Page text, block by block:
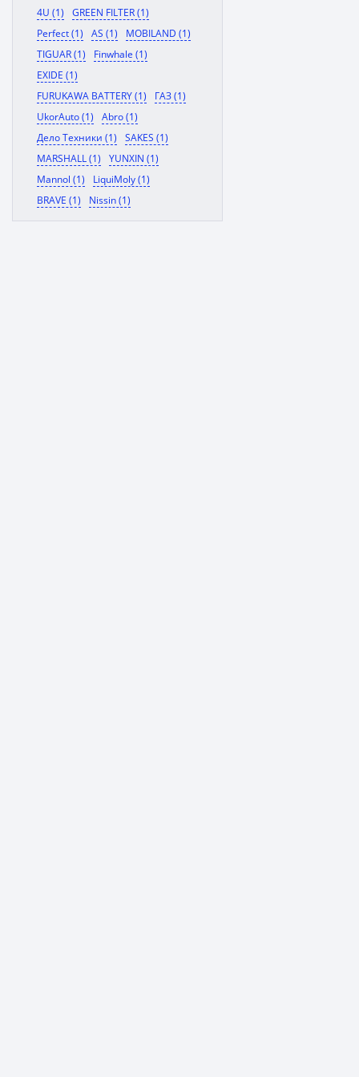
4U (1)
GREEN FILTER (1)
Perfect (1)
AS (1)
MOBILAND (1)
TIGUAR (1)
Finwhale (1)
EXIDE (1)
FURUKAWA BATTERY (1)
ГАЗ (1)
UkorAuto (1)
Abro (1)
Дело Техники (1)
SAKES (1)
MARSHALL (1)
YUNXIN (1)
Mannol (1)
LiquiMoly (1)
BRAVE (1)
Nissin (1)